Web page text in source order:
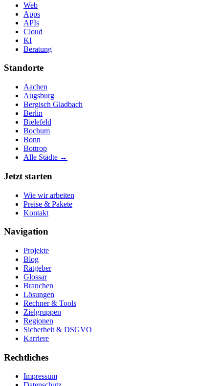
Web
Apps
APIs
Cloud
KI
Beratung
Standorte
Aachen
Augsburg
Bergisch Gladbach
Berlin
Bielefeld
Bochum
Bonn
Bottrop
Alle Städte →
Jetzt starten
Wie wir arbeiten
Preise & Pakete
Kontakt
Navigation
Projekte
Blog
Ratgeber
Glossar
Branchen
Lösungen
Rechner & Tools
Zielgruppen
Regionen
Sicherheit & DSGVO
Karriere
Rechtliches
Impressum